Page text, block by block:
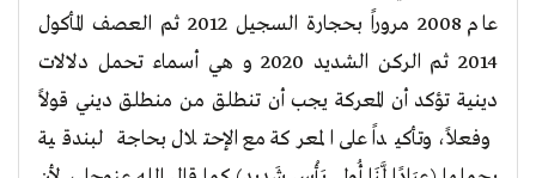
عام 2008 مروراً بحجارة السجيل 2012 ثم العصف المأكول
2014 ثم الركن الشديد 2020 و هي أسماء تحمل دلالات
دينية تؤكد أن المعركة يجب أن تنطلق من منطلق ديني قولاً
وفعلاً، وتأكيداً على المعركة مع الإحتلال بحاجة لبندقية